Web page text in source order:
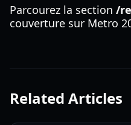
Parcourez la section /
couverture sur Metro
Related Articles